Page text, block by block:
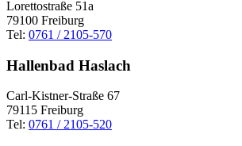
Lorettostraße 51a
79100 Freiburg
Tel: 0761 / 2105-570
Hallenbad Haslach
Carl-Kistner-Straße 67
79115 Freiburg
Tel: 0761 / 2105-520